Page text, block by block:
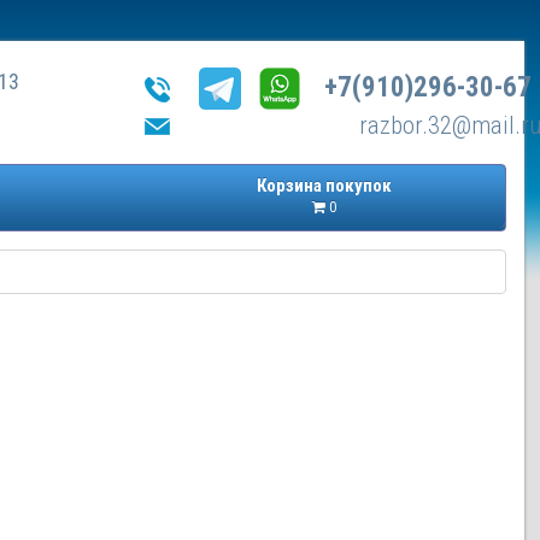
+7(910)296-30-67
Корзина покупок
0